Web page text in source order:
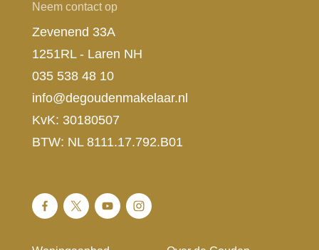
Neem contact op
Zevenend 33A
1251RL - Laren NH
035 538 48 10
info@degoudenmakelaar.nl
KvK: 30180507
BTW: NL 8111.17.792.B01